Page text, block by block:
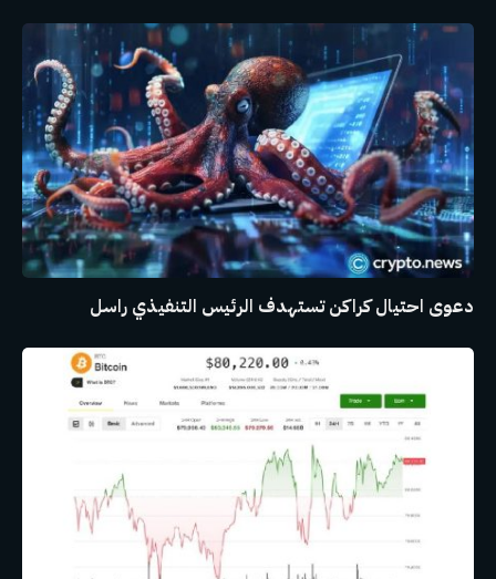
دعوى احتيال كراكن تستهدف الرئيس التنفيذي راسل